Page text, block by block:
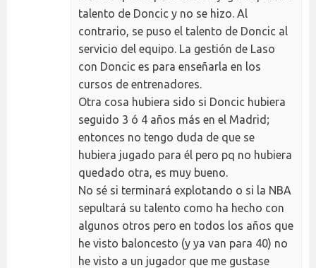
talento de Doncic y no se hizo. Al
contrario, se puso el talento de Doncic al
servicio del equipo. La gestión de Laso
con Doncic es para enseñarla en los
cursos de entrenadores.
Otra cosa hubiera sido si Doncic hubiera
seguido 3 ó 4 años más en el Madrid;
entonces no tengo duda de que se
hubiera jugado para él pero pq no hubiera
quedado otra, es muy bueno.
No sé si terminará explotando o si la NBA
sepultará su talento como ha hecho con
algunos otros pero en todos los años que
he visto baloncesto (y ya van para 40) no
he visto a un jugador que me gustase